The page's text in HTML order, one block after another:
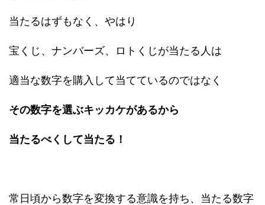
当たるはずもなく、やはり
宝くじ、ナンバーズ、ロトくじが当たる人は
適当な数字を購入して当てているのではなく
その数字を選ぶキッカケがあるから
当たるべくして当たる！
常日頃から数字を変換する意識を持ち、当たる数字